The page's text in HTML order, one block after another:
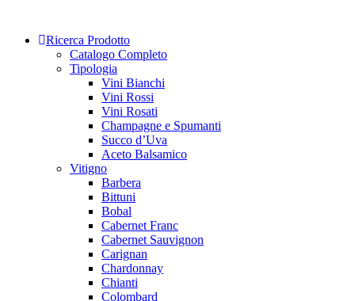
content Ricerca Prodotto
Catalogo Completo
Tipologia
Vini Bianchi
Vini Rossi
Vini Rosati
Champagne e Spumanti
Succo d’Uva
Aceto Balsamico
Vitigno
Barbera
Bittuni
Bobal
Cabernet Franc
Cabernet Sauvignon
Carignan
Chardonnay
Chianti
Colombard